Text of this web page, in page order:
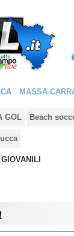
MASSA
GOL Beach
GIOVANILI